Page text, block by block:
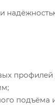
профилей
подъёма